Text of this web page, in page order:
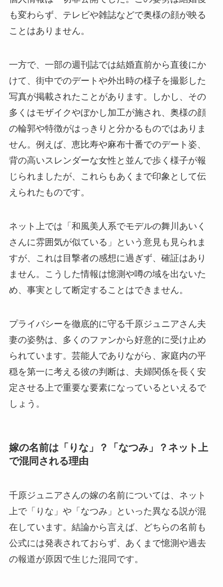
も変わらず、テレビや雑誌などで奥様の顔が映る
ことはありません。
一方で、一部の週刊誌では結婚直前から直後にか
けて、街中でのデートや外出時の様子を撮影した
写真が掲載されたことがあります。しかし、その
多くはモザイクやぼかし加工が施され、奥様の顔
の輪郭や特徴がはっきりと分かるものではありま
せん。例えば、恵比寿や麻布十番でのデート姿、
背の高いスレンダーな女性と並んで歩く様子が報
じられましたが、これらもあくまで印象として伝
えられたものです。
ネット上では「和風美人系でモデルの舞川あいく
さんに雰囲気が似ている」という意見も見られま
すが、これは目撃者の感想に過ぎず、確証はあり
ません。こうした情報は憶測や噂の域を出ないた
め、事実として断定することはできません。
プライバシーを徹底的に守る千原ジュニアさん夫
妻の姿勢は、多くのファンから好意的に受け止め
られています。芸能人でありながら、家庭内の平
穏を第一に考える彼の判断は、夫婦関係を長く安
定させる上で重要な要素になっているといえるで
しょう。
嫁の名前は「りな」？「なつみ」？ネット上
で混同される理由
千原ジュニアさんの嫁の名前については、ネット
上で「りな」や「なつみ」といった異なる説が混
在しています。結論から言えば、どちらの名前も
公式には発表されておらず、あくまで憶測や過去
の報道が原因で生じた混同です。